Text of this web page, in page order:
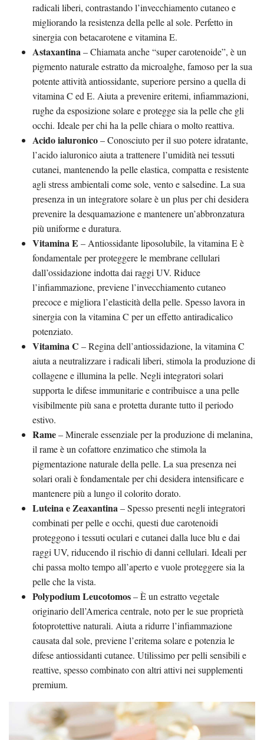
radicali liberi, contrastando l’invecchiamento cutaneo e
migliorando la resistenza della pelle al sole. Perfetto in
sinergia con betacarotene e vitamina E.
Astaxantina– Chiamata anche “super carotenoide”, è un
pigmento naturale estratto da microalghe, famoso per la sua
potente attività antiossidante, superiore persino a quella di
vitamina C ed E. Aiuta a prevenire eritemi, infiammazioni,
rughe da esposizione solare e protegge sia la pelle che gli
occhi. Ideale per chi ha la pelle chiara o molto reattiva.
Acido ialuronico– Conosciuto per il suo potere idratante,
l’acido ialuronico aiuta a trattenere l’umidità nei tessuti
cutanei, mantenendo la pelle elastica, compatta e resistente
agli stress ambientali come sole, vento e salsedine. La sua
presenza in un integratore solare è un plus per chi desidera
prevenire la desquamazione e mantenere un’abbronzatura
più uniforme e duratura.
Vitamina E – Antiossidante liposolubile, la vitamina E è
fondamentale per proteggere le membrane cellulari
dall’ossidazione indotta dai raggi UV. Riduce
l’infiammazione, previene l’invecchiamento cutaneo
precoce e migliora l’elasticità della pelle. Spesso lavora in
sinergia con la vitamina C per un effetto antiradicalico
potenziato.
Vitamina C – Regina dell’antiossidazione, la vitamina C
aiuta a neutralizzare i radicali liberi, stimola la produzione di
collagene e illumina la pelle. Negli integratori solari
supporta le difese immunitarie e contribuisce a una pelle
visibilmente più sana e protetta durante tutto il periodo
estivo.
Rame– Minerale essenziale per la produzione di melanina,
il rame è un cofattore enzimatico che stimola la
pigmentazione naturale della pelle. La sua presenza nei
solari orali è fondamentale per chi desidera intensificare e
mantenere più a lungo il colorito dorato.
Luteina e Zeaxantina– Spesso presenti negli integratori
combinati per pelle e occhi, questi due carotenoidi
proteggono i tessuti oculari e cutanei dalla luce blu e dai
raggi UV, riducendo il rischio di danni cellulari. Ideali per
chi passa molto tempo all’aperto e vuole proteggere sia la
pelle che la vista.
Polypodium Leucotomos– È un estratto vegetale
originario dell’America centrale, noto per le sue proprietà
fotoprotettive naturali. Aiuta a ridurre l’infiammazione
causata dal sole, previene l’eritema solare e potenzia le
difese antiossidanti cutanee. Utilissimo per pelli sensibili e
reattive, spesso combinato con altri attivi nei supplementi
premium.